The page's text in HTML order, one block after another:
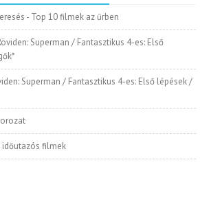
- Top 10 filmek az űrben
Superman / Fantasztikus 4-es: Első
Superman / Fantasztikus 4-es: Első lépések /
időutazós filmek